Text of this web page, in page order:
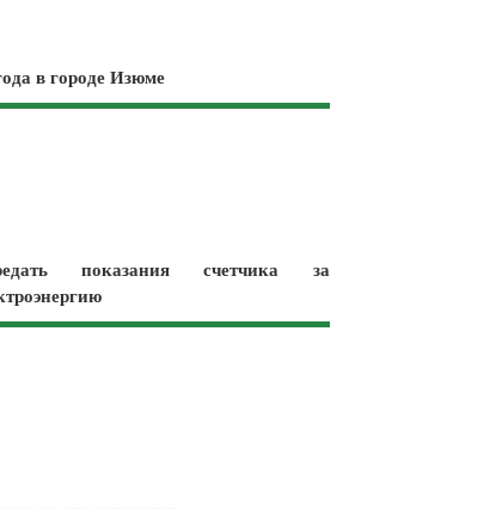
в городе Изюме
показания счетчика за